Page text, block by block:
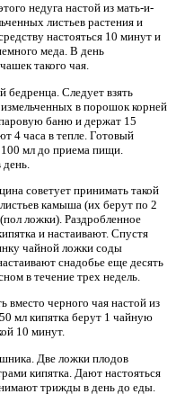
недуга настой из мать-и-
листьев растения и
настояться 10 минут и
меда. В день
такого чая.
бедренца. Следует взять
в порошок корней
баню и держат 15
4 часа в тепле. Готовый
мл до приема пищи.
советует принимать такой
камыша (их берут по 2
ложки). Раздробленное
и настаивают. Спустя
чайной ложки соды
снадобье еще десять
в течение трех недель.
вместо черного чая настой из
мл кипятка берут 1 чайную
10 минут.
Две ложки плодов
кипятка. Дают настояться
трижды в день до еды.